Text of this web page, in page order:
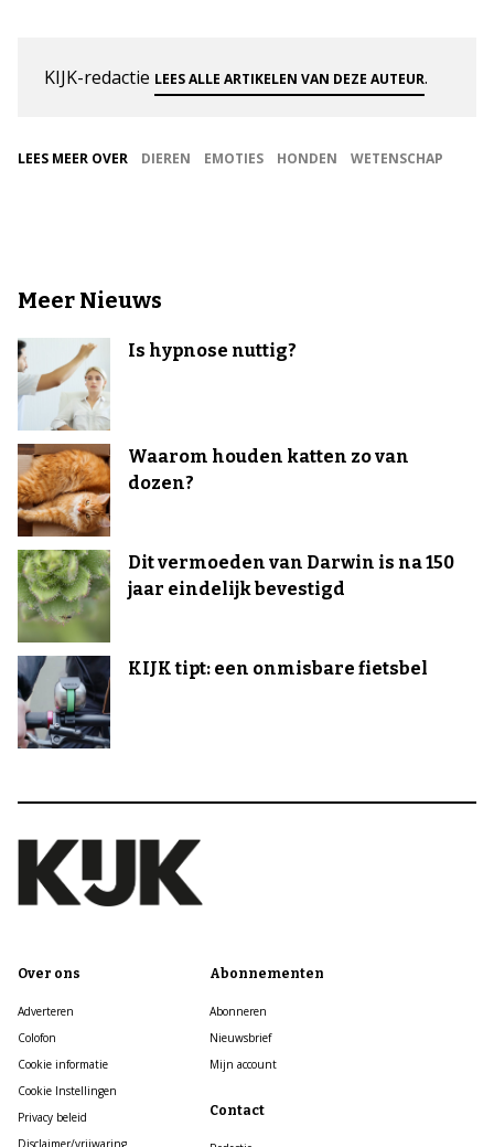
KIJK-redactie LEES ALLE ARTIKELEN VAN DEZE AUTEUR.
LEES MEER OVER DIEREN EMOTIES HONDEN WETENSCHAP
Meer Nieuws
Is hypnose nuttig?
Waarom houden katten zo van
dozen?
Dit vermoeden van Darwin is na 150
jaar eindelijk bevestigd
KIJK tipt: een onmisbare fietsbel
Over ons
Adverteren
Colofon
Cookie informatie
Cookie Instellingen
Privacy beleid
Abonnementen
Abonneren
Nieuwsbrief
Mijn account
Contact